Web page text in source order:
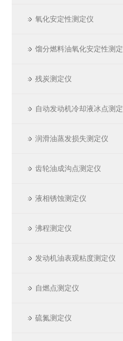
氧化安定性测定仪
馏分燃料油氧化安定性测
残炭测定仪
自动发动机冷却液冰点测
润滑油蒸发损失测定仪
齿轮油成沟点测定仪
液相锈蚀测定仪
沸程测定仪
发动机油表观粘度测定仪
自燃点测定仪
硫氮测定仪